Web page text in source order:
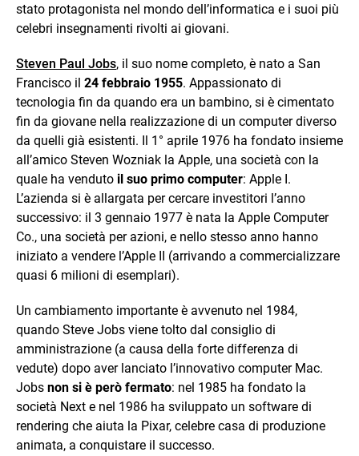
stato protagonista nel mondo dell’informatica e i suoi più
celebri insegnamenti rivolti ai giovani.
Steven Paul Jobs, il suo nome completo, è nato a San
Francisco il 24 febbraio 1955. Appassionato di
tecnologia fin da quando era un bambino, si è cimentato
fin da giovane nella realizzazione di un computer diverso
da quelli già esistenti. Il 1° aprile 1976 ha fondato insieme
all’amico Steven Wozniak la Apple, una società con la
quale ha venduto il suo primo computer: Apple I.
L’azienda si è allargata per cercare investitori l’anno
successivo: il 3 gennaio 1977 è nata la Apple Computer
Co., una società per azioni, e nello stesso anno hanno
iniziato a vendere l’Apple II (arrivando a commercializzare
quasi 6 milioni di esemplari).
Un cambiamento importante è avvenuto nel 1984,
quando Steve Jobs viene tolto dal consiglio di
amministrazione (a causa della forte differenza di
vedute) dopo aver lanciato l’innovativo computer Mac.
Jobs non si è però fermato: nel 1985 ha fondato la
società Next e nel 1986 ha sviluppato un software di
rendering che aiuta la Pixar, celebre casa di produzione
animata, a conquistare il successo.